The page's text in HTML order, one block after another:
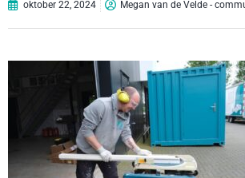
oktober 22, 2024 Megan van de Velde -